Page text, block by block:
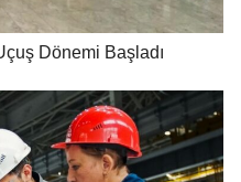
Dönemi Başladı